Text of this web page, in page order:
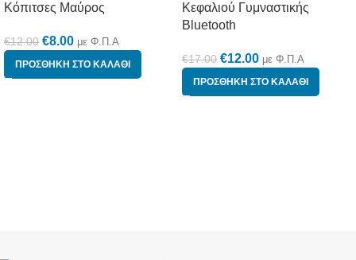
Κόπιτσες Μαύρος
€12.00 €8.00 με Φ.Π.Α
ΠΡΟΣΘΉΚΗ ΣΤΟ ΚΑΛΆΘΙ
Κεφαλιού Γυμναστικής
Bluetooth
€17.00 €12.00 με Φ.Π.Α
ΠΡΟΣΘΉΚΗ ΣΤΟ ΚΑΛΆΘΙ